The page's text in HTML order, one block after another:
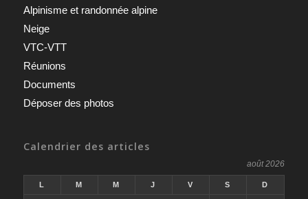
Alpinisme et randonnée alpine
Neige
VTC-VTT
Réunions
Documents
Déposer des photos
Calendrier des articles
août 2026
L M M J V S D